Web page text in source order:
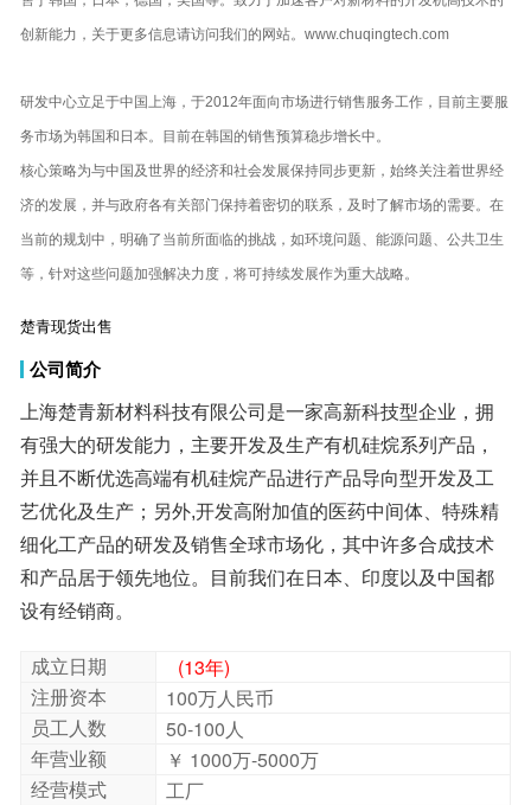
创新能力，关于更多信息请访问我们的网站。www.chuqingtech.com
研发中心立足于中国上海，于2012年面向市场进行销售服务工作，目前主要服
务市场为韩国和日本。目前在韩国的销售预算稳步增长中。
核心策略为与中国及世界的经济和社会发展保持同步更新，始终关注着世界经
济的发展，并与政府各有关部门保持着密切的联系，及时了解市场的需要。在
当前的规划中，明确了当前所面临的挑战，如环境问题、能源问题、公共卫生
等，针对这些问题加强解决力度，将可持续发展作为重大战略。
楚青现货出售
公司简介
上海楚青新材料科技有限公司是一家高新科技型企业，拥
有强大的研发能力，主要开发及生产有机硅烷系列产品，
并且不断优选高端有机硅烷产品进行产品导向型开发及工
艺优化及生产；另外,开发高附加值的医药中间体、特殊精
细化工产品的研发及销售全球市场化，其中许多合成技术
和产品居于领先地位。目前我们在日本、印度以及中国都
设有经销商。
成立日期
(13年)
注册资本
100万人民币
员工人数
50-100人
年营业额
￥ 1000万-5000万
经营模式
工厂